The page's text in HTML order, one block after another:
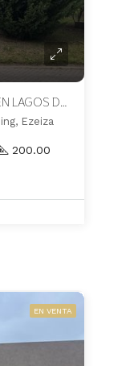
HERMOSA CASA EN ALQUILER EN LAGOS DE CANNING
Ezeiza
200.00
EN VENTA